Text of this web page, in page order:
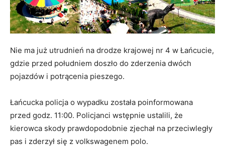
Nie ma już utrudnień na drodze krajowej nr 4 w Łańcucie,
gdzie przed południem doszło do zderzenia dwóch
pojazdów i potrącenia pieszego.
Łańcucka policja o wypadku została poinformowana
przed godz. 11:00. Policjanci wstępnie ustalili, że
kierowca skody prawdopodobnie zjechał na przeciwległy
pas i zderzył się z volkswagenem polo.